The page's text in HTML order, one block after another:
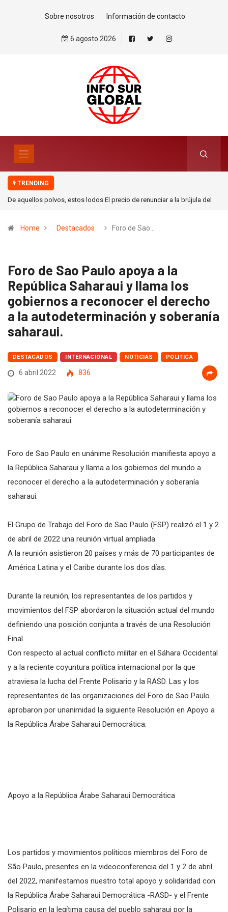
Sobre nosotros Información de contacto
6 agosto 2026
TRENDING
De aquellos polvos, estos lodos El precio de renunciar a la brújula del
Home Destacados Foro de Sao…
Foro de Sao Paulo apoya a la
República Saharaui y llama los
gobiernos a reconocer el derecho
a la autodeterminación y soberanía
saharaui.
DESTACADOS INTERNACIONAL NOTICIAS POLITICA
6 abril 2022 836
Foro de Sao Paulo en unánime Resolución manifiesta apoyo a
la República Saharaui y llama a los gobiernos del mundo a
reconocer el derecho a la autodeterminación y soberanía
saharaui.
El Grupo de Trabajo del Foro de Sao Paulo (FSP) realizó el 1 y 2
de abril de 2022 una reunión virtual ampliada.
A la reunión asistieron 20 países y más de 70 participantes de
América Latina y el Caribe durante los dos días.
Durante la reunión, los representantes de los partidos y
movimientos del FSP abordaron la situación actual del mundo
definiendo una posición conjunta a través de una Resolución
Final.
Con respecto al actual conflicto militar en el Sáhara Occidental
y a la reciente coyuntura política internacional por la que
atraviesa la lucha del Frente Polisario y la RASD. Las y los
representantes de las organizaciones del Foro de Sao Paulo
aprobaron por unanimidad la siguiente Resolución en Apoyo a
la República Árabe Saharaui Democrática:
Apoyo a la República Árabe Saharaui Democrática
Los partidos y movimientos políticos miembros del Foro de
São Paulo, presentes en la videoconferencia del 1 y 2 de abril
del 2022, manifestamos nuestro total apoyo y solidaridad con
la República Árabe Saharaui Democrática -RASD- y el Frente
Polisario en la legítima causa del pueblo saharaui por la